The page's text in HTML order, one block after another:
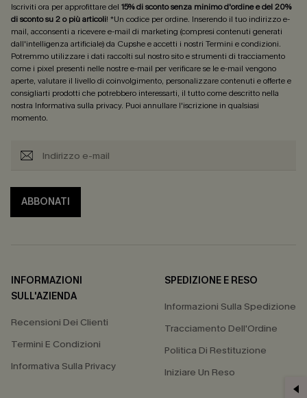
Iscriviti ora per approfittare del 15% di sconto senza minimo d'ordine e del 20%
di sconto su 2 o più articoli! *Un codice per ordine. Inserendo il tuo indirizzo e-
mail, acconsenti a ricevere e-mail di marketing (compresi contenuti generati
dall'intelligenza artificiale) da Cupshe e accetti i nostri Termini e condizioni.
Potremmo utilizzare i dati raccolti sul nostro sito e strumenti di tracciamento
come i pixel presenti nelle nostre e-mail per verificare se le e-mail vengono
aperte, valutare il livello di coinvolgimento, personalizzare contenuti e offerte e
consigliarti prodotti che potrebbero interessarti, il tutto come descritto nella
nostra Informativa sulla privacy. Puoi annullare l'iscrizione in qualsiasi
momento.
ABBONATI
INFORMAZIONI
SULL'AZIENDA
Recensioni Dei Clienti
Termini E Condizioni
Informativa Sulla Privacy
SPEDIZIONE E RESO
Informazioni Sulla Spedizione
Tracciamento Dell'Ordine
Politica Di Restituzione
Iniziare Un Reso